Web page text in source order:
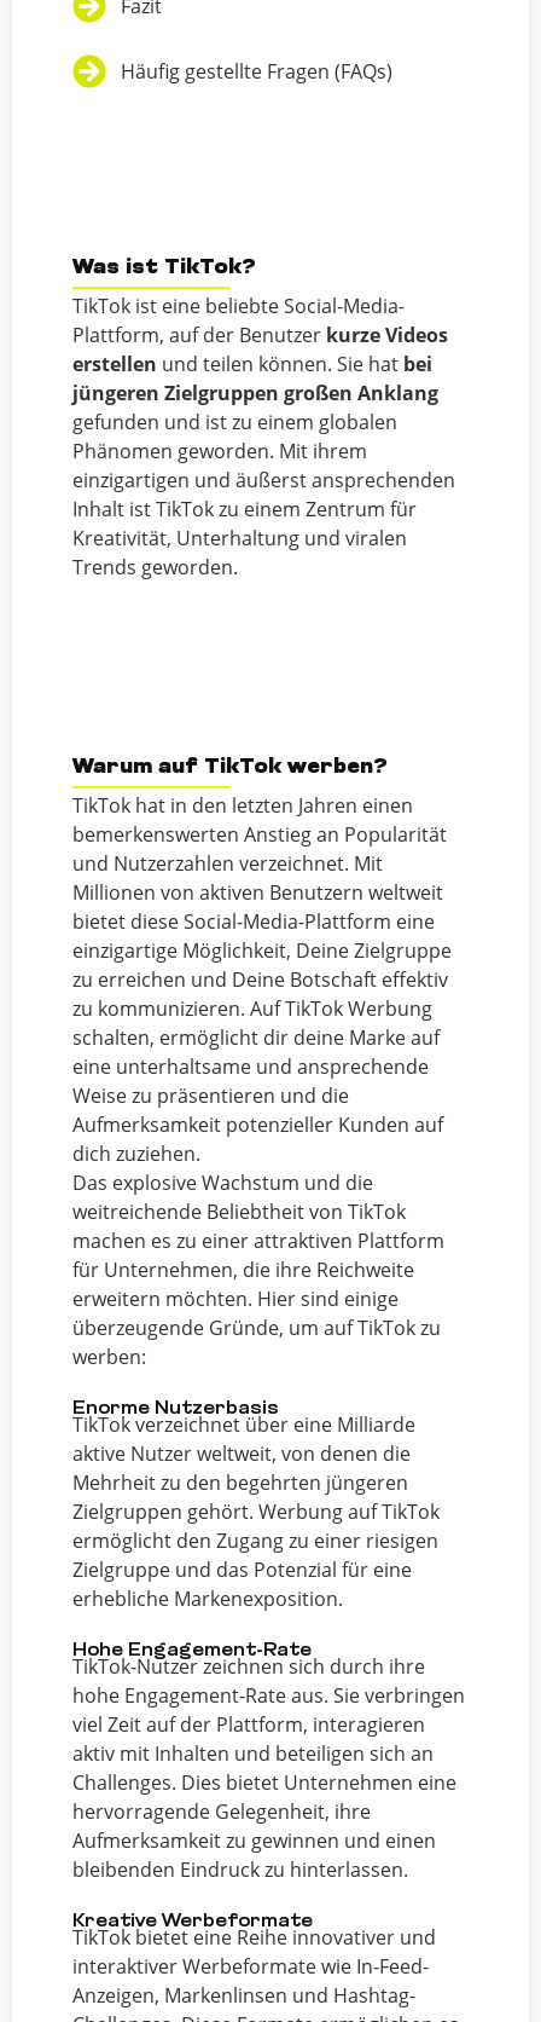
Fazit
Häufig gestellte Fragen (FAQs)
Was ist TikTok?
TikTok ist eine beliebte Social-Media-
Plattform, auf der Benutzer kurze Videos
erstellen und teilen können. Sie hat bei
jüngeren Zielgruppen großen Anklang
gefunden und ist zu einem globalen
Phänomen geworden. Mit ihrem
einzigartigen und äußerst ansprechenden
Inhalt ist TikTok zu einem Zentrum für
Kreativität, Unterhaltung und viralen
Trends geworden.
Warum auf TikTok werben?
TikTok hat in den letzten Jahren einen
bemerkenswerten Anstieg an Popularität
und Nutzerzahlen verzeichnet. Mit
Millionen von aktiven Benutzern weltweit
bietet diese Social-Media-Plattform eine
einzigartige Möglichkeit, Deine Zielgruppe
zu erreichen und Deine Botschaft effektiv
zu kommunizieren. Auf TikTok Werbung
schalten, ermöglicht dir deine Marke auf
eine unterhaltsame und ansprechende
Weise zu präsentieren und die
Aufmerksamkeit potenzieller Kunden auf
dich zuziehen.
Das explosive Wachstum und die
weitreichende Beliebtheit von TikTok
machen es zu einer attraktiven Plattform
für Unternehmen, die ihre Reichweite
erweitern möchten. Hier sind einige
überzeugende Gründe, um auf TikTok zu
werben:
Enorme Nutzerbasis
TikTok verzeichnet über eine Milliarde
aktive Nutzer weltweit, von denen die
Mehrheit zu den begehrten jüngeren
Zielgruppen gehört. Werbung auf TikTok
ermöglicht den Zugang zu einer riesigen
Zielgruppe und das Potenzial für eine
erhebliche Markenexposition.
Hohe Engagement-Rate
TikTok-Nutzer zeichnen sich durch ihre
hohe Engagement-Rate aus. Sie verbringen
viel Zeit auf der Plattform, interagieren
aktiv mit Inhalten und beteiligen sich an
Challenges. Dies bietet Unternehmen eine
hervorragende Gelegenheit, ihre
Aufmerksamkeit zu gewinnen und einen
bleibenden Eindruck zu hinterlassen.
Kreative Werbeformate
TikTok bietet eine Reihe innovativer und
interaktiver Werbeformate wie In-Feed-
Anzeigen, Markenlinsen und Hashtag-